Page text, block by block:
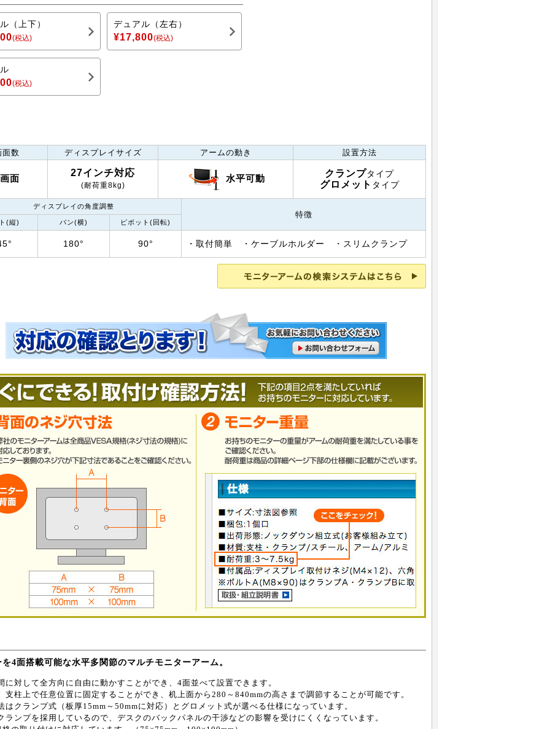
（上下）
(税込)
デュアル（左右）
¥17,800(税込)
(税込)
面数 ディスプレイサイズ アームの動き 設置方法
面
27インチ対応
(耐荷重8kg)
水平可動 クランプタイプ
グロメット タイプ
ディスプレイの角度調整
特徴
(縦) パン(横) ピボット(回転)
180° 90° ・取付簡単 ・ケーブルホルダー ・スリムクランプ
4面搭載可能な水平多関節のマルチモニターアーム。
に対して全方向に自由に動かすことができ、4面並べて設置できます。
支柱上で任意位置に固定することができ、机上面から280～840mmの高さまで調節することが可能です。
はクランプ式（板厚15mm～50mmに対応）とグロメット式が選べる仕様になっています。
ランプを採用しているので、デスクのバックパネルの干渉などの影響を受けにくくなっています。